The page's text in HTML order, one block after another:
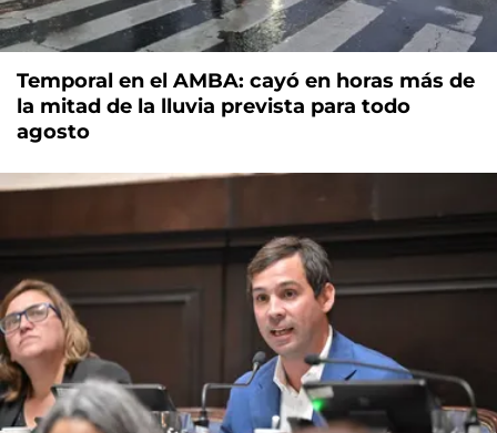
Temporal en el AMBA: cayó en horas más de
la mitad de la lluvia prevista para todo
agosto